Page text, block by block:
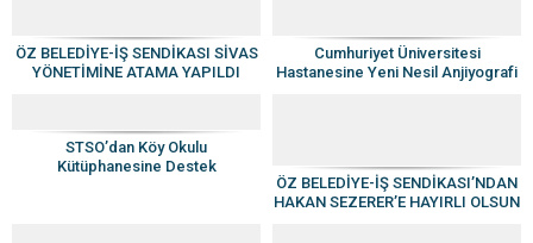
ÖZ BELEDİYE-İŞ SENDİKASI SİVAS
YÖNETİMİNE ATAMA YAPILDI
Cumhuriyet Üniversitesi
Hastanesine Yeni Nesil Anjiyografi
STSO’dan Köy Okulu
Kütüphanesine Destek
ÖZ BELEDİYE-İŞ SENDİKASI’NDAN
HAKAN SEZERER’E HAYIRLI OLSUN